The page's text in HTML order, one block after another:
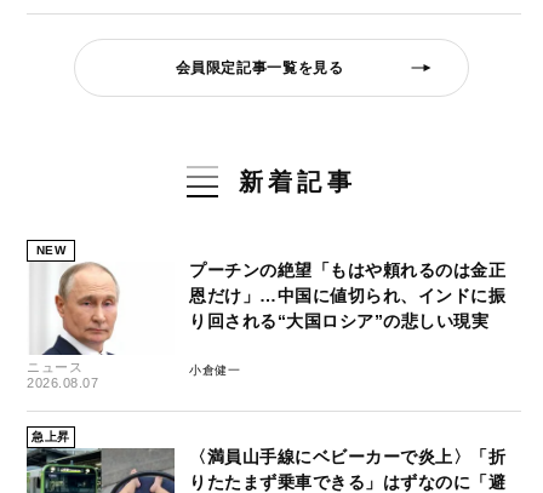
会員限定記事一覧を見る
新着記事
NEW
ニュース
2026.08.07
プーチンの絶望「もはや頼れるのは金正
恩だけ」…中国に値切られ、インドに振
り回される“大国ロシア”の悲しい現実
小倉健一
急上昇
〈満員山手線にベビーカーで炎上〉「折
りたたまず乗車できる」はずなのに「避